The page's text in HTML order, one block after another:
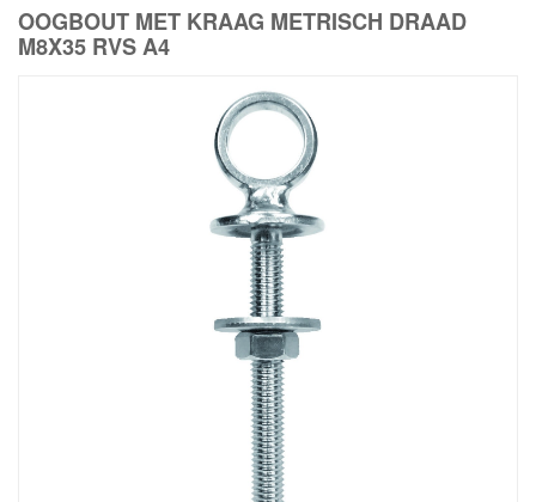
OOGBOUT MET KRAAG METRISCH DRAAD
M8X35 RVS A4